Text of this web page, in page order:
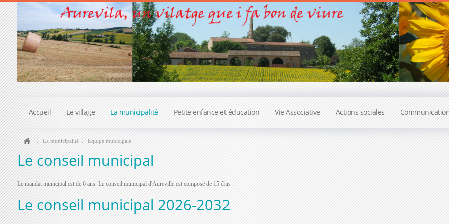
Accueil Le village La municipalité Petite enfance et éducation Vie Associative Actions sociales
La municipalité Equipe municipale
Le conseil municipal
Le mandat municipal est de 6 ans. Le conseil municipal d'Aureville est composé de 15 élus :
Le conseil municipal 2026-2032